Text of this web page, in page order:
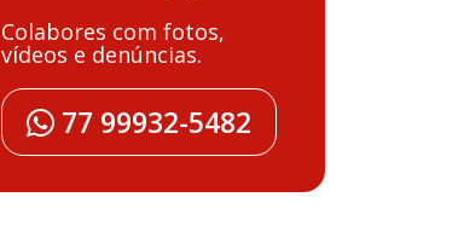
Colabores com fotos,
vídeos e denúncias.
77 99932-5482